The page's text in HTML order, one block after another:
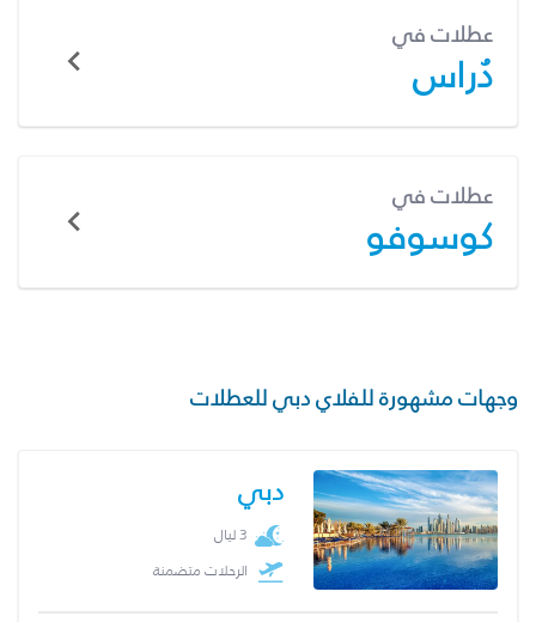
عطلات في
دُراس
عطلات في
كوسوفو
وجهات مشهورة للفلاي دبي للعطلات
دبي
3 ليال
الرحلات متضمنة